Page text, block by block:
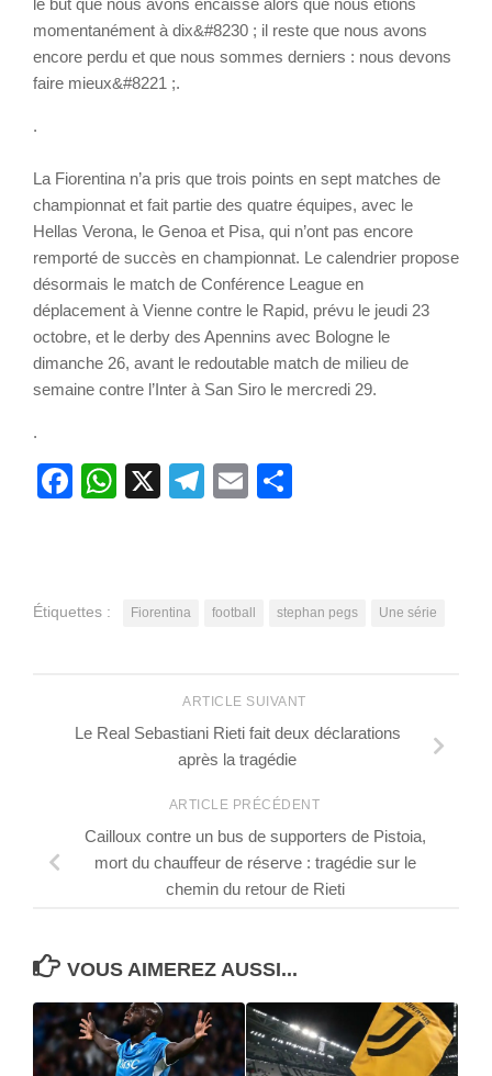
le but que nous avons encaissé alors que nous étions
momentanément à dix&#8230 ; il reste que nous avons
encore perdu et que nous sommes derniers : nous devons
faire mieux&#8221 ;.
.
La Fiorentina n’a pris que trois points en sept matches de
championnat et fait partie des quatre équipes, avec le
Hellas Verona, le Genoa et Pisa, qui n’ont pas encore
remporté de succès en championnat. Le calendrier propose
désormais le match de Conférence League en
déplacement à Vienne contre le Rapid, prévu le jeudi 23
octobre, et le derby des Apennins avec Bologne le
dimanche 26, avant le redoutable match de milieu de
semaine contre l’Inter à San Siro le mercredi 29.
.
Facebook
WhatsApp
X Telegram
Email
Étiquettes : Fiorentina football stephan pegs Une série
ARTICLE SUIVANT
Le Real Sebastiani Rieti fait deux déclarations
après la tragédie
ARTICLE PRÉCÉDENT
Cailloux contre un bus de supporters de Pistoia,
mort du chauffeur de réserve : tragédie sur le
chemin du retour de Rieti
VOUS AIMEREZ AUSSI...